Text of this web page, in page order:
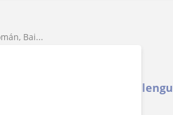
Bai...
matemáticas, biología,